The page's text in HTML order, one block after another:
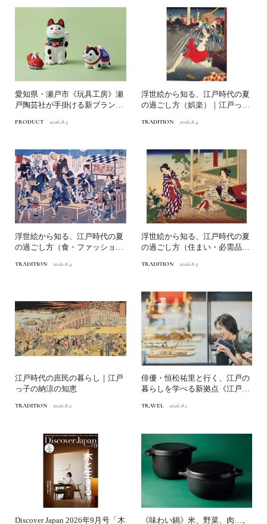
愛知県・瀬戸市《玩具工房》瀬
戸陶芸社が手掛ける新ブランド
PRODUCT 2026.8.5
浮世絵から知る、江戸時代の夏
の過ごし方（娯楽）｜江戸っ子
TRADITION 2026.8.4
浮世絵から知る、江戸時代の夏
の過ごし方（食・ファッショ
TRADITION 2026.8.4
浮世絵から知る、江戸時代の夏
の過ごし方（住まい・必需品）
TRADITION 2026.8.3
江戸時代の庶民の暮らし｜江戸
っ子の納涼の知恵
TRADITION 2026.8.2
俳優・恒松祐里と行く、江戸の
暮らしを学べる新拠点《江戸東
TRAVEL 2026.8.1
Discover Japan 2026年9月号「木 《味わい鍋》米、野菜、肉…。